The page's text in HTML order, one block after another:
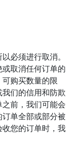
必须进行取消。
取消任何订单的
购买数量的限
们的信用和防欺
前，我们可能会
单全部或部分被
您的订单时，我